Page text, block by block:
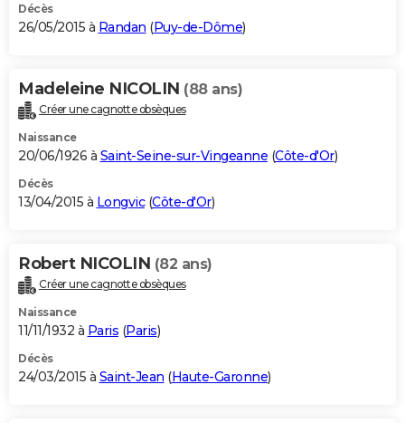
Décès
26/05/2015 à Randan (Puy-de-Dôme)
Madeleine NICOLIN (88 ans)
Créer une cagnotte obsèques
Naissance
20/06/1926 à Saint-Seine-sur-Vingeanne (Côte-d'Or)
Décès
13/04/2015 à Longvic(Côte-d'Or)
Robert NICOLIN (82 ans)
Créer une cagnotte obsèques
Naissance
11/11/1932 à Paris (Paris)
Décès
24/03/2015 à Saint-Jean (Haute-Garonne)